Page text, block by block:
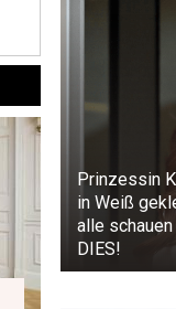
Prinzessin
in Weiß
alle
DIES!